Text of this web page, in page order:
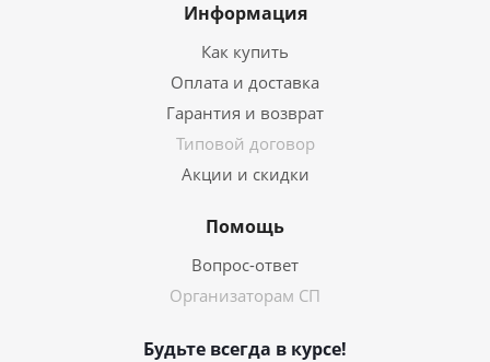
Информация
Как купить
Оплата и доставка
Гарантия и возврат
Типовой договор
Акции и скидки
Помощь
Вопрос-ответ
Организаторам СП
Будьте всегда в курсе!